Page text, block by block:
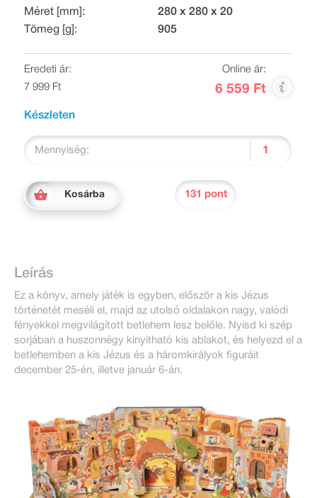
Méret [mm]:
280 x 280 x 20
Tömeg [g]:
905
Eredeti ár:
7 999 Ft
Online ár:
6 559 Ft
Készleten
Mennyiség:
Kosárba 131 pont
Leírás
Ez a könyv, amely játék is egyben, először a kis Jézus
történetét meséli el, majd az utolsó oldalakon nagy, valódi
fényekkel megvilágított betlehem lesz belőle. Nyisd ki szép
sorjában a huszonnégy kinyitható kis ablakot, és helyezd el a
betlehemben a kis Jézus és a háromkirályok figuráit
december 25-én, illetve január 6-án.